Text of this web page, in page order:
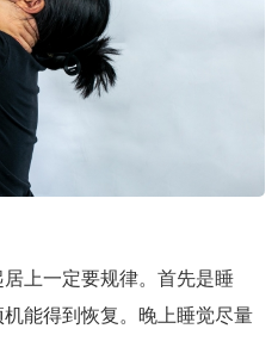
上一定要规律。首先是睡
能得到恢复。晚上睡觉尽量